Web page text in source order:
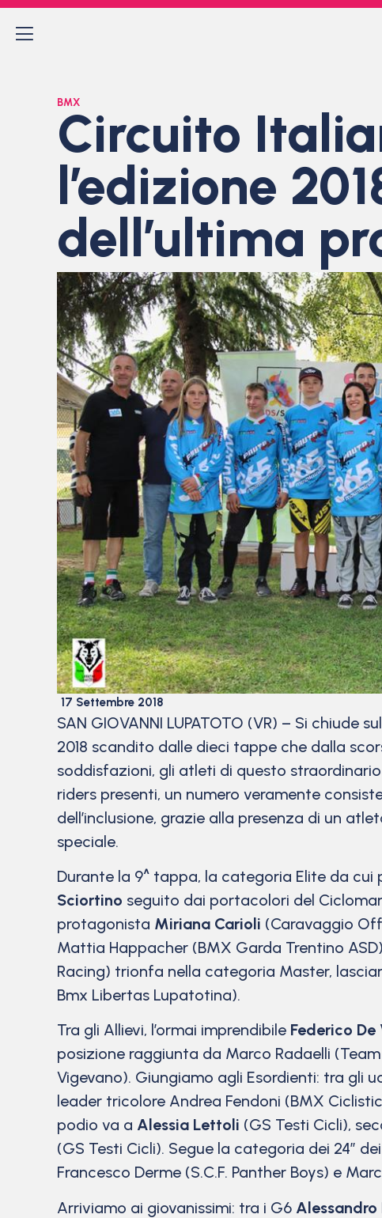
BMX
Circuito
l’edizione
dell’ultima
17 Settembre 2018
SAN GIOVANNI LUPATOTO (VR) – Si chiude
2018 scandito dalle dieci tappe che dalla
soddisfazioni, gli atleti di questo
riders presenti, un numero veramente
dell’inclusione, grazie alla presenza di un
speciale.
Durante la 9^ tappa, la categoria Elite da cui
Sciortino seguito dai portacolori del
protagonista Miriana Carioli (Caravaggio
Mattia Happacher (BMX Garda Trentino
Racing) trionfa nella categoria Master,
Bmx Libertas Lupatotina).
Tra gli Allievi, l’ormai imprendibile Federico De
posizione raggiunta da Marco Radaelli
Vigevano). Giungiamo agli Esordienti: tra gli
leader tricolore Andrea Fendoni (BMX
podio va a Alessia Lettoli (GS Testi Cicli),
(GS Testi Cicli). Segue la categoria dei 24″
Francesco Derme (S.C.F. Panther Boys) e
Arriviamo ai giovanissimi: tra i G6 Alessandro